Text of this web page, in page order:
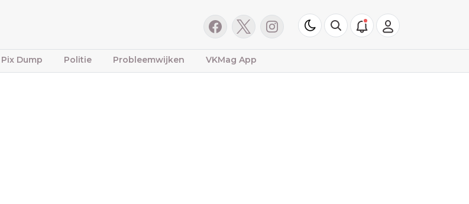
Pix Dump Politie Probleemwijken VKMag App